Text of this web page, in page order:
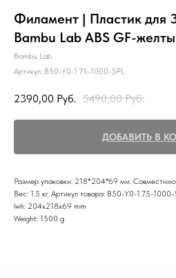
Филамент | Пластик для
Bambu Lab ABS GF-
Bambu Lab
Артикул: B50-Y0-1.75-1000-SPL
2390,00 Руб. 5490,00 Руб.
ДОБАВИТЬ В
Размер упаковки: 218*204*69 мм.
Вес: 1.5 кг. Артикул товара: B50-Y0-1.75-1000-
lwh: 204x218x69 mm
Weight: 1500 g